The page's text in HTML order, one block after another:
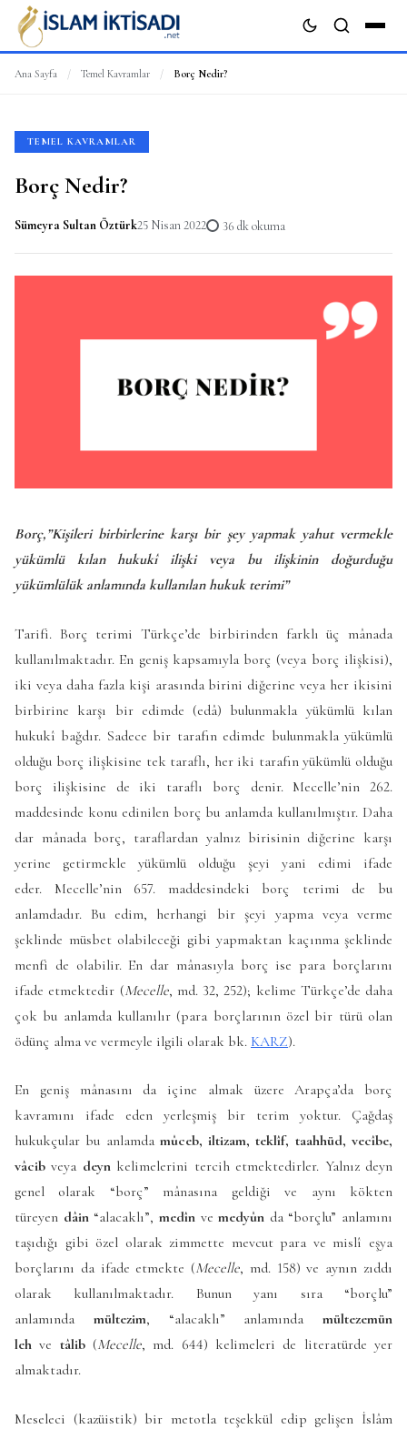
Ana Sayfa / Temel Kavramlar / Borç Nedir?
TEMEL KAVRAMLAR
Borç Nedir?
Sümeyra Sultan Öztürk25 Nisan 2022 36 dk okuma
Borç,”Kişileri birbirlerine karşı bir şey yapmak yahut vermekle
yükümlü kılan hukukî ilişki veya bu ilişkinin doğurduğu
yükümlülük anlamında kullanılan hukuk terimi”
Tarifi. Borç terimi Türkçe’de birbirinden farklı üç mânada
kullanılmaktadır. En geniş kapsamıyla borç (veya borç ilişkisi),
iki veya daha fazla kişi arasında birini diğerine veya her ikisini
birbirine karşı bir edimde (edâ) bulunmakla yükümlü kılan
hukukî bağdır. Sadece bir tarafın edimde bulunmakla yükümlü
olduğu borç ilişkisine tek taraflı, her iki tarafın yükümlü olduğu
borç ilişkisine de iki taraflı borç denir. Mecelle’nin 262.
maddesinde konu edinilen borç bu anlamda kullanılmıştır. Daha
dar mânada borç, taraflardan yalnız birisinin diğerine karşı
yerine getirmekle yükümlü olduğu şeyi yani edimi ifade
eder. Mecelle’nin 657. maddesindeki borç terimi de bu
anlamdadır. Bu edim, herhangi bir şeyi yapma veya verme
şeklinde müsbet olabileceği gibi yapmaktan kaçınma şeklinde
menfi de olabilir. En dar mânasıyla borç ise para borçlarını
ifade etmektedir (Mecelle, md. 32, 252); kelime Türkçe’de daha
çok bu anlamda kullanılır (para borçlarının özel bir türü olan
ödünç alma ve vermeyle ilgili olarak bk. KARZ).
En geniş mânasını da içine almak üzere Arapça’da borç
kavramını ifade eden yerleşmiş bir terim yoktur. Çağdaş
hukukçular bu anlamda mûceb, iltizam, teklîf, taahhüd, vecîbe,
vâcib veya deynkelimelerini tercih etmektedirler. Yalnız deyn
genel olarak “borç” mânasına geldiği ve aynı kökten
türeyen dâin“alacaklı”, medînvemedyûn da “borçlu” anlamını
taşıdığı gibi özel olarak zimmette mevcut para ve mislî eşya
borçlarını da ifade etmekte (Mecelle, md. 158) ve aynın zıddı
olarak kullanılmaktadır. Bunun yanı sıra “borçlu”
anlamında mültezim, “alacaklı” anlamında mültezemün
leh ve tâlib(Mecelle, md. 644) kelimeleri de literatürde yer
almaktadır.
Meseleci (kazüistik) bir metotla teşekkül edip gelişen İslâm